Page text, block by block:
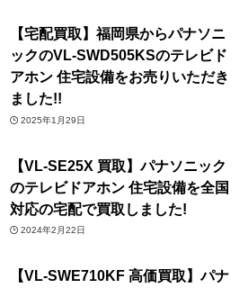
【宅配買取】福岡県からパナソニ
ックのVL-SWD505KSのテレビド
アホン 住宅設備をお売りいただき
ました!!
2025年1月29日
【VL-SE25X 買取】パナソニック
のテレビドアホン 住宅設備を全国
対応の宅配で買取しました!
2024年2月22日
【VL-SWE710KF 高価買取】パナ